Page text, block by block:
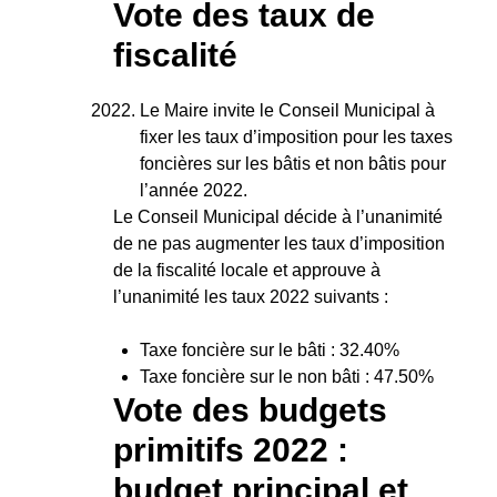
Vote des taux de
fiscalité
Le Maire invite le Conseil Municipal à
fixer les taux d’imposition pour les taxes
foncières sur les bâtis et non bâtis pour
l’année 2022.
Le Conseil Municipal décide à l’unanimité
de ne pas augmenter les taux d’imposition
de la fiscalité locale et approuve à
l’unanimité les taux 2022 suivants :
Taxe foncière sur le bâti : 32.40%
Taxe foncière sur le non bâti : 47.50%
Vote des budgets
primitifs 2022 :
budget principal et